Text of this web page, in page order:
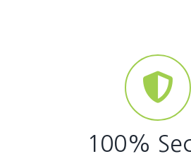
100%